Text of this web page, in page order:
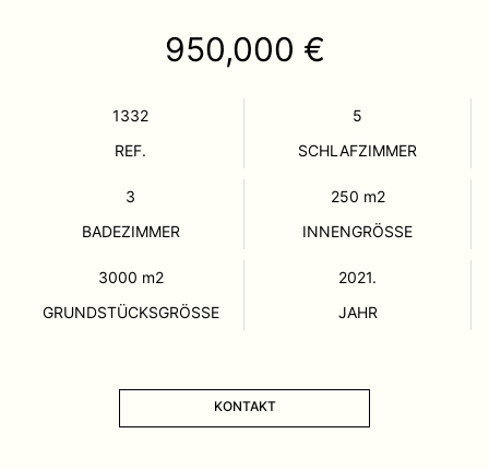
950,000 €
1332
REF.
5
SCHLAFZIMMER
3
BADEZIMMER
250 m2
INNENGRÖSSE
3000 m2
GRUNDSTÜCKSGRÖSSE
2021.
JAHR
KONTAKT